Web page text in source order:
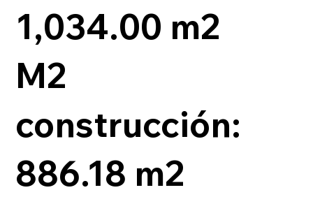
1,034.00 m2
M2
construcción:
886.18 m2